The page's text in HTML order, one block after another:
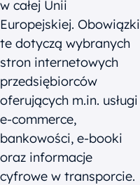
w całej Unii
Europejskiej. Obowiązki
te dotyczą wybranych
stron internetowych
przedsiębiorców
oferujących m.in. usługi
e-commerce,
bankowości, e-booki
oraz informacje
cyfrowe w transporcie.